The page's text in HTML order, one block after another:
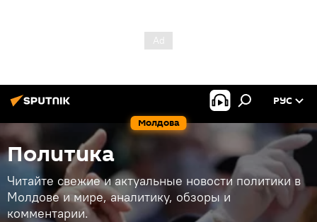
Молдова
РУС
Политика
Читайте свежие и актуальные новости политики в
Молдове и мире, аналитику, обзоры и
комментарии.